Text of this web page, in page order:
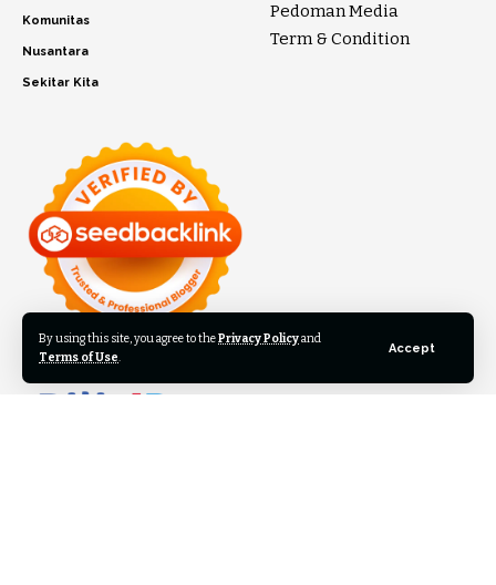
By using this site, you agree to thePrivacy Policyand
Terms of Use.
Accept
Komunitas
Nusantara
Sekitar Kita
Pedoman Media
Term & Condition